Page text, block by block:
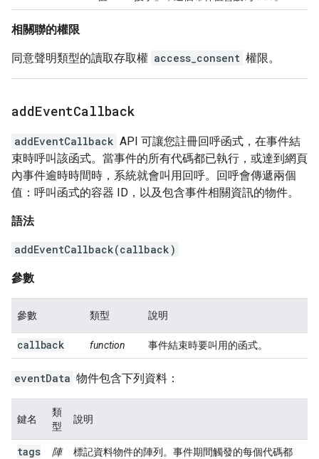
相關聯的權限
同意聲明類型的讀取存取權 access_consent 權限。
addEventCallback
addEventCallback API 可讓您註冊回呼函式，在事件結
束時呼叫該函式。當事件的所有代碼都已執行，或達到網頁
內事件逾時時間時，系統就會叫用回呼。回呼會傳遞兩個
值：呼叫函式的容器 ID，以及包含事件相關資訊的物件。
語法
addEventCallback(callback)
參數
參數 類型 說明
callback function 事件結束時要叫用的函式。
eventData 物件包含下列資料：
鍵名
類
型
說明
tags
陣
標記資料物件的陣列。事件期間觸發的每個代碼都